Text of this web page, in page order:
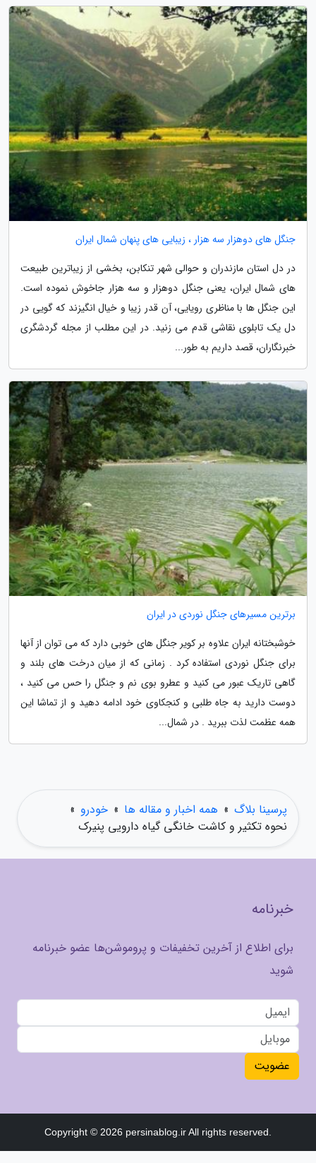
جنگل های دوهزار سه هزار ، زیبایی های پنهان شمال ایران
در دل استان مازندران و حوالی شهر تنکابن، بخشی از زیباترین طبیعت
های شمال ایران، یعنی جنگل دوهزار و سه هزار جاخوش نموده است.
این جنگل ها با مناظری رویایی، آن قدر زیبا و خیال انگیزند که گویی در
دل یک تابلوی نقاشی قدم می زنید. در این مطلب از مجله گردشگری
خبرنگاران، قصد داریم به طور...
برترین مسیرهای جنگل نوردی در ایران
خوشبختانه ایران علاوه بر کویر جنگل های خوبی دارد که می توان از آنها
برای جنگل نوردی استفاده کرد . زمانی که از میان درخت های بلند و
گاهی تاریک عبور می کنید و عطرو بوی نم و جنگل را حس می کنید ،
دوست دارید به جاه طلبی و کنجکاوی خود ادامه دهید و از تماشا این
همه عظمت لذت ببرید . در شمال...
پرسینا بلاگ » همه اخبار و مقاله ها » خودرو »
نحوه تکثیر و کاشت خانگی گیاه دارویی پنیرک
خبرنامه
برای اطلاع از آخرین تخفیفات و پروموشن‌ها عضو خبرنامه
شوید
عضویت
Copyright © 2026 persinablog.ir All rights reserved.